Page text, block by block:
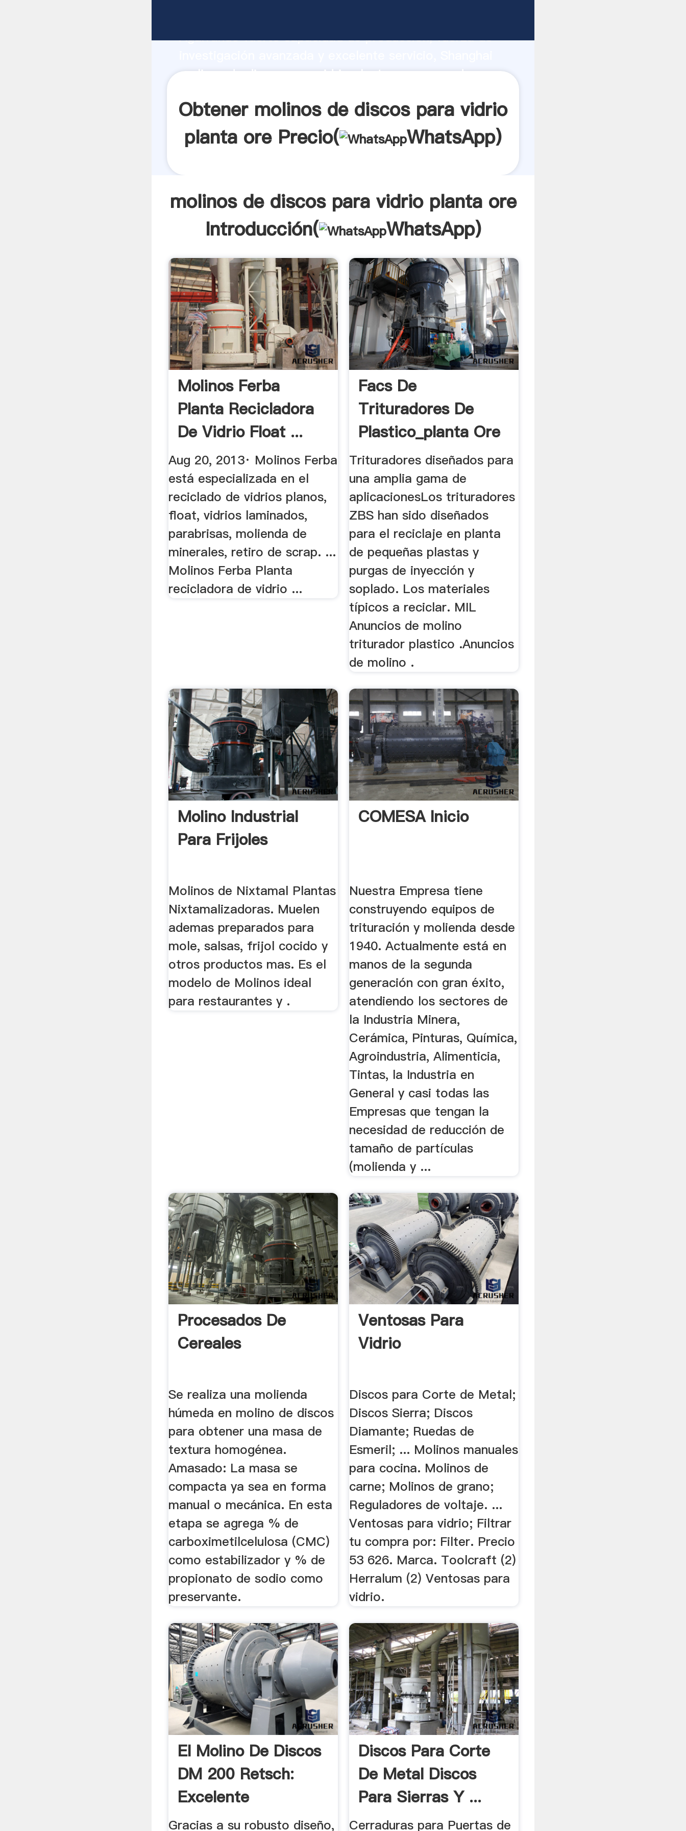
Agarrando fuerte capacidad de producción, fuerza de
molinos de discos para vidrio planta ore proveedor crea
Obtener molinos de discos para vidrio
planta ore Precio(
WhatsApp)
molinos de discos para vidrio planta ore
Introducción(
WhatsApp)
Molinos Ferba
Planta Recicladora
De Vidrio Float ...
Aug 20, 2013· Molinos Ferba
está especializada en el
reciclado de vidrios planos,
float, vidrios laminados,
parabrisas, molienda de
minerales, retiro de scrap. ...
Molinos Ferba Planta
recicladora de vidrio ...
Facs De
Trituradores De
Plastico_planta Ore
Trituradores diseñados para
una amplia gama de
aplicacionesLos trituradores
ZBS han sido diseñados
para el reciclaje en planta
de pequeñas plastas y
purgas de inyección y
soplado. Los materiales
típicos a reciclar. MIL
Anuncios de molino
triturador plastico .Anuncios
de molino .
Molino Industrial
Para Frijoles
Molinos de Nixtamal Plantas
Nixtamalizadoras. Muelen
ademas preparados para
mole, salsas, frijol cocido y
otros productos mas. Es el
modelo de Molinos ideal
para restaurantes y .
COMESA Inicio
Nuestra Empresa tiene
construyendo equipos de
trituración y molienda desde
1940. Actualmente está en
manos de la segunda
generación con gran éxito,
atendiendo los sectores de
la Industria Minera,
Cerámica, Pinturas, Química,
Agroindustria, Alimenticia,
Tintas, la Industria en
General y casi todas las
Empresas que tengan la
necesidad de reducción de
tamaño de partículas
(molienda y ...
Procesados De
Cereales
Se realiza una molienda
húmeda en molino de discos
para obtener una masa de
textura homogénea.
Amasado: La masa se
compacta ya sea en forma
manual o mecánica. En esta
etapa se agrega % de
carboximetilcelulosa (CMC)
como estabilizador y % de
propionato de sodio como
preservante.
Ventosas Para
Vidrio
Discos para Corte de Metal;
Discos Sierra; Discos
Diamante; Ruedas de
Esmeril; ... Molinos manuales
para cocina. Molinos de
carne; Molinos de grano;
Reguladores de voltaje. ...
Ventosas para vidrio; Filtrar
tu compra por: Filter. Precio
53 626. Marca. Toolcraft (2)
Herralum (2) Ventosas para
vidrio.
El Molino De Discos
DM 200 Retsch:
Excelente
Rendimiento ...
Gracias a su robusto diseño,
Discos Para Corte
De Metal Discos
Para Sierras Y ...
Cerraduras para Puertas de